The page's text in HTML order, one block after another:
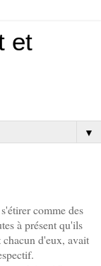
et
▼
comme des
à présent qu'ils
d'eux, avait